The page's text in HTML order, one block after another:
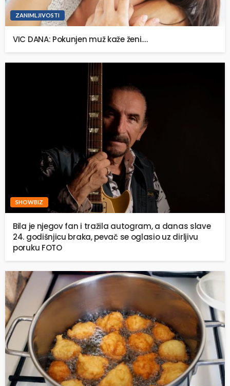
ZANIMLJIVOSTI
VIC DANA: Pokunjen muž kaže ženi….
SHOWBIZ
Bila je njegov fan i tražila autogram, a danas slave
24. godišnjicu braka, pevač se oglasio uz dirljivu
poruku FOTO